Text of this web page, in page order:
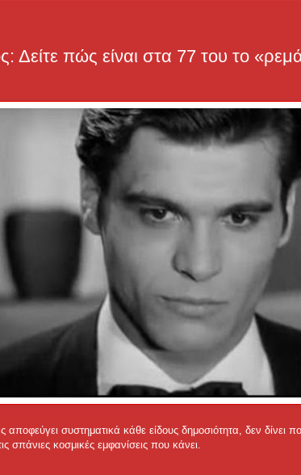
Δείτε πώς είναι στα 77 του το
συστηματικά κάθε είδους δημοσιότητα, δεν δίνει
σπάνιες κοσμικές εμφανίσεις που κάνει.